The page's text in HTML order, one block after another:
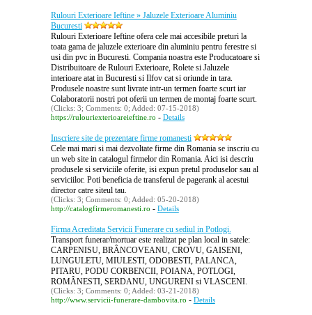
Rulouri Exterioare Ieftine » Jaluzele Exterioare Aluminiu
Bucuresti
Rulouri Exterioare Ieftine ofera cele mai accesibile preturi la
toata gama de jaluzele exterioare din aluminiu pentru ferestre si
usi din pvc in Bucuresti. Compania noastra este Producatoare si
Distribuitoare de Rulouri Exterioare, Rolete si Jaluzele
interioare atat in Bucuresti si Ilfov cat si oriunde in tara.
Produsele noastre sunt livrate intr-un termen foarte scurt iar
Colaboratorii nostri pot oferii un termen de montaj foarte scurt.
(Clicks: 3; Comments: 0; Added: 07-15-2018)
https://rulouriexterioareieftine.ro - Details
Inscriere site de prezentare firme romanesti
Cele mai mari si mai dezvoltate firme din Romania se inscriu cu
un web site in catalogul firmelor din Romania. Aici isi descriu
produsele si serviciile oferite, isi expun pretul produselor sau al
serviciilor. Poti beneficia de transferul de pagerank al acestui
director catre siteul tau.
(Clicks: 3; Comments: 0; Added: 05-20-2018)
http://catalogfirmeromanesti.ro - Details
Firma Acreditata Servicii Funerare cu sediul in Potlogi.
Transport funerar/mortuar este realizat pe plan local in satele:
CARPENISU, BRÂNCOVEANU, CROVU, GAISENI,
LUNGULETU, MIULESTI, ODOBESTI, PALANCA,
PITARU, PODU CORBENCII, POIANA, POTLOGI,
ROMÂNESTI, SERDANU, UNGURENI si VLASCENI.
(Clicks: 3; Comments: 0; Added: 03-21-2018)
http://www.servicii-funerare-dambovita.ro - Details